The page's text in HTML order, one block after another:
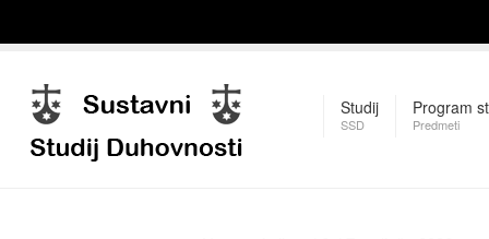
Studij
SSD
Program
Predmeti